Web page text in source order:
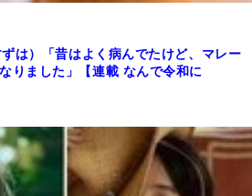
は）「昔はよく病んでたけど、マレー
りました」【連載 なんで令和に